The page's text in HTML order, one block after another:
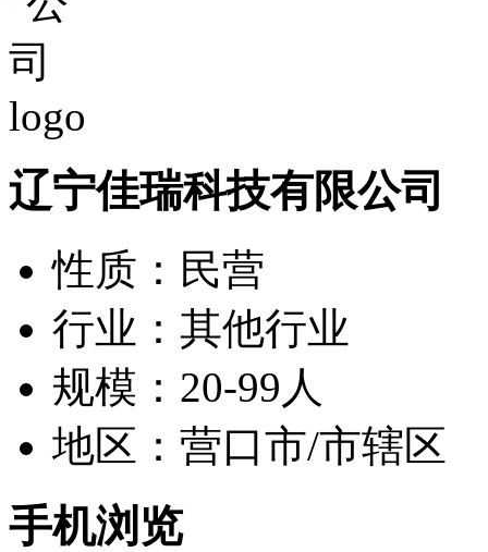
辽宁佳瑞科技有限公司
性质：民营
行业：其他行业
规模：20-99人
地区：营口市/市辖区
手机浏览